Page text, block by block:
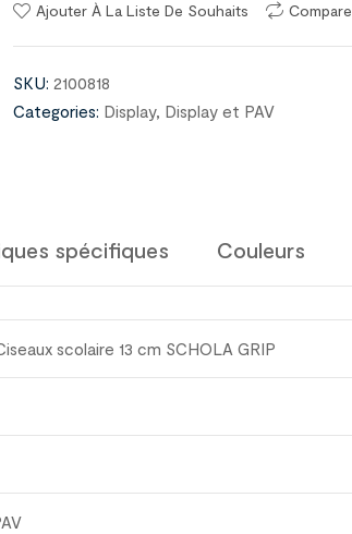
Ajouter À La Liste De Souhaits Compare
SKU: 2100818
Categories: Display, Display et PAV
spécifiques Couleurs
scolaire 13 cm SCHOLA GRIP